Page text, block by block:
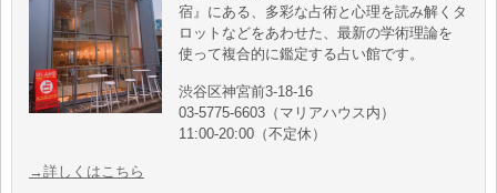
宿』にある、多彩な占術と心理を読み解くタ
ロットなどをあわせた、最新の学術理論を
使って複合的に鑑定する占い館です。
渋谷区神宮前3-18-16
03-5775-6603（マリアハウス内）
11:00-20:00（不定休）
→詳しくはこちら